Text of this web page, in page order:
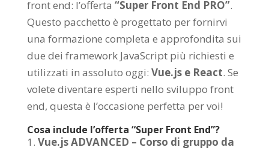
front end: l’offerta “Super Front End PRO”.
Questo pacchetto è progettato per fornirvi
una formazione completa e approfondita sui
due dei framework JavaScript più richiesti e
utilizzati in assoluto oggi: Vue.js e React. Se
volete diventare esperti nello sviluppo front
end, questa è l’occasione perfetta per voi!
Cosa include l’offerta “Super Front End”?
Vue.js ADVANCED – Corso di gruppo da